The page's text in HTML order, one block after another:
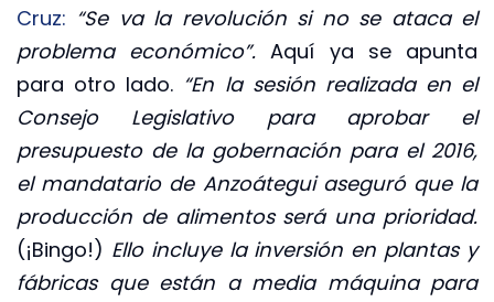
Cruz: “Se va la revolución si no se ataca el
problema económico”. Aquí ya se apunta
para otro lado. “En la sesión realizada en el
Consejo Legislativo para aprobar el
presupuesto de la gobernación para el 2016,
el mandatario de Anzoátegui aseguró que la
producción de alimentos será una prioridad.
(¡Bingo!) Ello incluye la inversión en plantas y
fábricas que están a media máquina para